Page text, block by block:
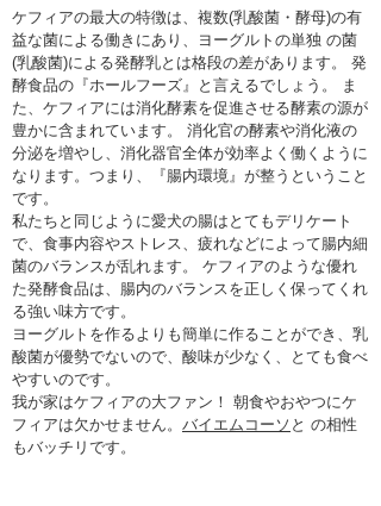
ケフィアの最大の特徴は、複数(乳酸菌・酵母)の有
益な菌による働きにあり、ヨーグルトの単独 の菌
(乳酸菌)による発酵乳とは格段の差があります。 発
酵食品の『ホールフーズ』と言えるでしょう。 ま
た、ケフィアには消化酵素を促進させる酵素の源が
豊かに含まれています。 消化官の酵素や消化液の
分泌を増やし、消化器官全体が効率よく働くように
なります。つまり、『腸内環境』が整うということ
です。
私たちと同じように愛犬の腸はとてもデリケート
で、食事内容やストレス、疲れなどによって腸内細
菌のバランスが乱れます。 ケフィアのような優れ
た発酵食品は、腸内のバランスを正しく保ってくれ
る強い味方です。
ヨーグルトを作るよりも簡単に作ることができ、乳
酸菌が優勢でないので、酸味が少なく、とても食べ
やすいのです。
我が家はケフィアの大ファン！ 朝食やおやつにケ
フィアは欠かせません。 バイエムコーソ と の相性
もバッチリです。